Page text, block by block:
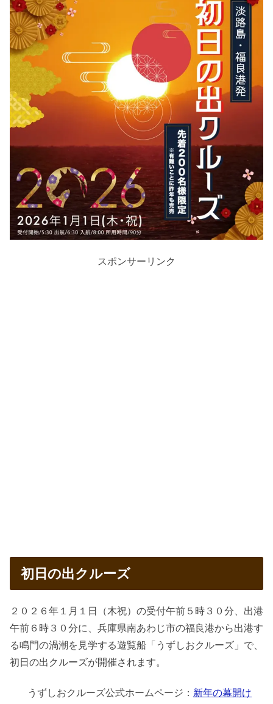
スポンサーリンク
初日の出クルーズ
２０２６年１月１日（木祝）の受付午前５時３０分、出港
午前６時３０分に、兵庫県南あわじ市の福良港から出港す
る鳴門の渦潮を見学する遊覧船「うずしおクルーズ」で、
初日の出クルーズが開催されます。
うずしおクルーズ公式ホームページ： 新年の幕開け